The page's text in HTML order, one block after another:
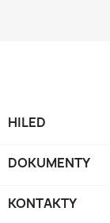
HILED
DOKUMENTY
KONTAKTY